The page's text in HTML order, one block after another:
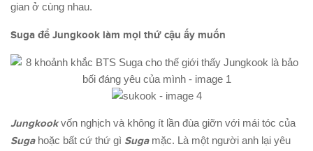
gian ở cùng nhau.
Suga để Jungkook làm mọi thứ cậu ấy muốn
Jungkookvốn nghịch và không ít lần đùa giỡn với mái tóc của
Suga hoặc bất cứ thứ gì Suga mặc. Là một người anh lại yêu